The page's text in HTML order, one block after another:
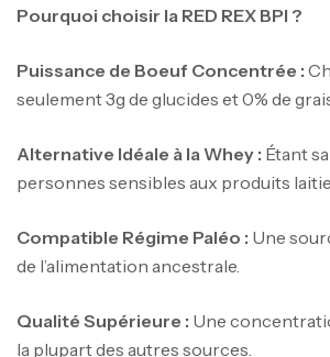
Pourquoi choisir la RED REX BPI ?
Puissance de Boeuf Concentrée :
seulement 3g de glucides et 0% de
Alternative Idéale à la Whey : Étant
personnes sensibles aux produits
Compatible Régime Paléo : Une
de l’alimentation ancestrale.
Qualité Supérieure : Une
la plupart des autres sources.